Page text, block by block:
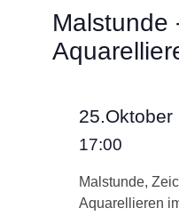
Malstunde
25.Oktober
17:00
Malstunde,
Aquarellieren